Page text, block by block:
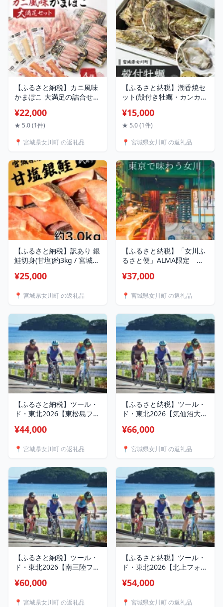
【ふるさと納税】カニ風味
かまぼこ 大満足の詰合せ
送不可地域：離島】
【1660420】
¥22,000
★ 5.0 (1件)
📍 宮城県女川町 の返礼品
【ふるさと納税】潮香焼セ
ット(殻付き牡蠣・カンカン
送不可地域：離島・沖縄
県・九州】【1312854】
¥15,000
★ 5.0 (1件)
📍 宮城県女川町 の返礼品
【ふるさと納税】訳あり 銀
鮭切身(甘塩)約3kg / 宮城県
島】【1641035】
¥25,000
📍 宮城県女川町 の返礼品
【ふるさと納税】「女川ふ
るさと便」ALMA限定 お
¥37,000
📍 宮城県女川町 の返礼品
【ふるさと納税】ツール・
ド・東北2026【東松島フォ
ントリー【1718303】
¥44,000
📍 宮城県女川町 の返礼品
【ふるさと納税】ツール・
ド・東北2026【気仙沼大谷
税先行エントリー
¥66,000
📍 宮城県女川町 の返礼品
【ふるさと納税】ツール・
ド・東北2026【南三陸フォ
ントリー【1718297】
¥60,000
📍 宮城県女川町 の返礼品
【ふるさと納税】ツール・
ド・東北2026【北上フォン
トリー【1718304】
¥54,000
📍 宮城県女川町 の返礼品